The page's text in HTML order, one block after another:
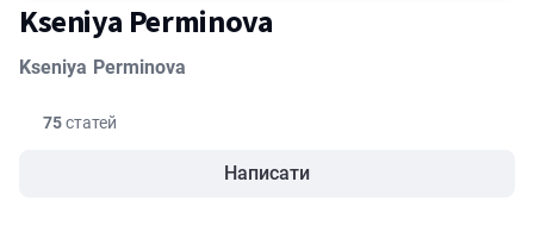
Kseniya Perminova
Kseniya Perminova
75статей
Написати